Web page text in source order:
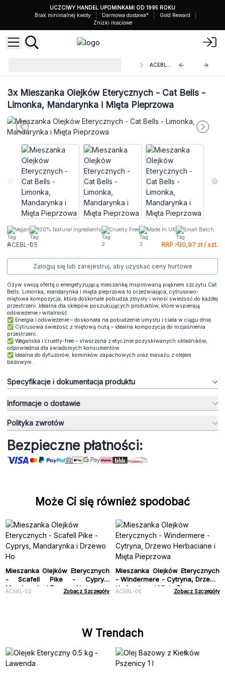
UCZCIWY HANDEL UPOMINKAMI OD 1995 ROKU
Brak minimalnej kwoty
Darmowa dostawa*
Gold Reward
Zniżki ilościowe
ACEBL-05
3xMieszanka Olejków Eterycznych - Cat Bells -
Limonka, Mandarynka i Mięta Pieprzowa
Vegan 100% Natural Ingredients Cruelty Free Made In UK Small Batch
ACEBL-05 RRP : 30,97 zł / szt.
Zaloguj się lub zarejestruj, aby uzyskać ceny hurtowe
Ożyw swoją ofertę o energetyzującą mieszankę inspirowaną pięknem szczytu Cat
Bells. Limonka, mandarynka i mięta pieprzowa to orzeźwiająca, cytrusowo-
miętowa kompozycja, która doskonale pobudza zmysły i wnosi świeżość do każdej
przestrzeni. Idealna dla sklepów poszukujących produktów, które wspierają
odświeżenie i witalność.
✅ Energia i odświeżenie – doskonała na pobudzenie umysłu i ciała w ciągu dnia.
✅ Cytrusowa świeżość z miętową nutą – idealna kompozycja do rozjaśnienia
przestrzeni.
✅ Wegańska i cruelty-free – stworzona z etycznie pozyskiwanych składników,
odpowiednia dla świadomych konsumentów.
✅ Idealna do dyfuzorów, kominków zapachowych oraz masażu z olejem
bazowym.
Specyfikacje i dokumentacja produktu
Informacje o dostawie
Polityka zwrotów
Bezpieczne płatności:
Może Ci się również spodobać
Mieszanka Olejków Eterycznych
- Scafell Pike - Cyprys,
Mandarynka i Drzewo Ho
ACEBL-02 Zobacz Szczegóły
Mieszanka Olejków Eterycznych
- Windermere - Cytryna, Drzewo
Herbaciane i Mięta Pieprzowa
ACEBL-06 Zobacz Szczegóły
W Trendach